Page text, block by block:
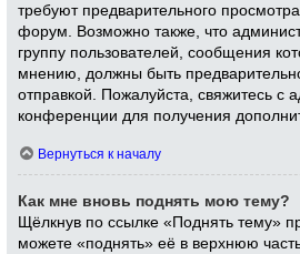
требуют предварительного
форум. Возможно также, что
группу пользователей, сообщения
мнению, должны быть
отправкой. Пожалуйста, свяжитесь с
конференции для получения
Вернуться к началу
Как мне вновь поднять мою тему?
Щёлкнув по ссылке «Поднять тему»
можете «поднять» её в верхнюю